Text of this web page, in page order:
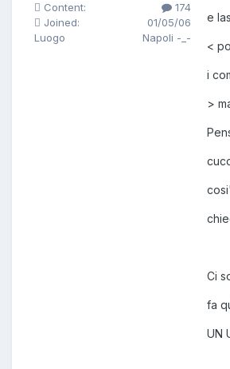
Content:
174
Joined:
01/05/06
Luogo
Napoli -_-
e
<
i
>
Ci
fa
UN